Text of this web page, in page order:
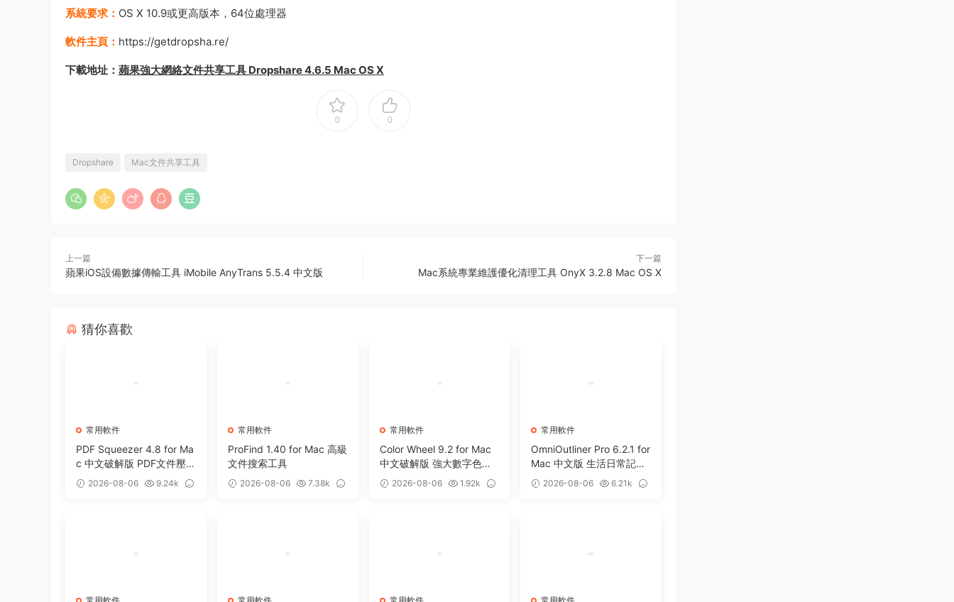
系統要求： OS X 10.9或更高版本，64位處理器
軟件主頁： https://getdropsha.re/
下載地址： 蘋果強大網絡文件共享工具 Dropshare 4.6.5 Mac OS X
0 0
Dropshare Mac文件共享工具
上一篇
蘋果iOS設備數據傳輸工具 iMobile AnyTrans 5.5.4 中文版
下一篇
Mac系統專業維護優化清理工具 OnyX 3.2.8 Mac OS X
猜你喜歡
常用軟件
PDF Squeezer 4.8 for Ma
c 中文破解版 PDF文件壓
縮工具
2026-08-06
9.24k
常用軟件
ProFind 1.40 for Mac 高級
文件搜索工具
2026-08-06
7.38k
常用軟件
Color Wheel 9.2 for Mac
中文破解版 強大數字色輪
工具2026-08-06
1.92k
常用軟件
OmniOutliner Pro 6.2.1 for
Mac 中文版 生活日常記錄
軟件2026-08-06
6.21k